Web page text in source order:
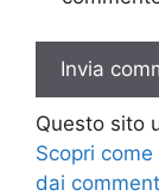
Questo sito
Scopri
dai